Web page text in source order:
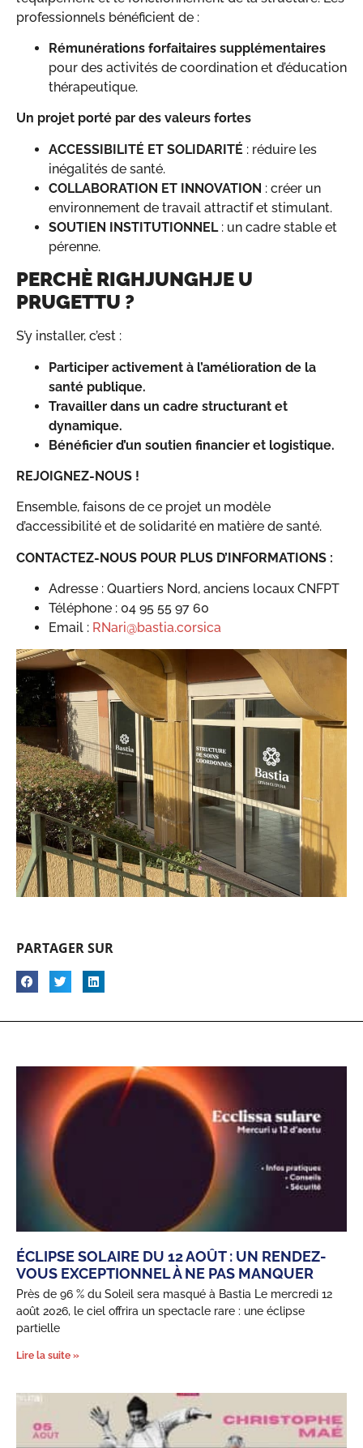
professionnels bénéficient de :
Rémunérations forfaitaires supplémentaires
pour des activités de coordination et d’éducation
thérapeutique.
Un projet porté par des valeurs fortes
ACCESSIBILITÉ ET SOLIDARITÉ : réduire les
inégalités de santé.
COLLABORATION ET INNOVATION : créer un
environnement de travail attractif et stimulant.
SOUTIEN INSTITUTIONNEL : un cadre stable et
pérenne.
PERCHÈ RIGHJUNGHJE U
PRUGETTU ?
S’y installer, c’est :
Participer activement à l’amélioration de la
santé publique.
Travailler dans un cadre structurant et
dynamique.
Bénéficier d’un soutien financier et logistique.
REJOIGNEZ-NOUS !
Ensemble, faisons de ce projet un modèle
d’accessibilité et de solidarité en matière de santé.
CONTACTEZ-NOUS POUR PLUS D’INFORMATIONS :
Adresse : Quartiers Nord, anciens locaux CNFPT
Téléphone : 04 95 55 97 60
Email : RNari@bastia.corsica
PARTAGER SUR
ÉCLIPSE SOLAIRE DU 12 AOÛT : UN RENDEZ-
VOUS EXCEPTIONNEL À NE PAS MANQUER
Près de 96 % du Soleil sera masqué à Bastia Le mercredi 12
août 2026, le ciel offrira un spectacle rare : une éclipse
partielle
Lire la suite »